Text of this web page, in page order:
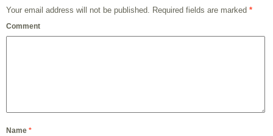
Your email address will not be published. Required fields are marked *
Comment
Name *